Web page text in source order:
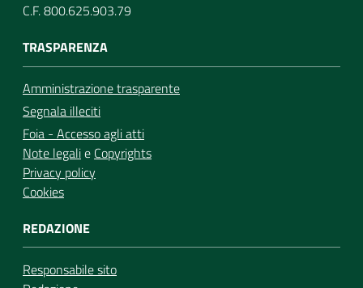
C.F. 800.625.903.79
TRASPARENZA
Amministrazione trasparente
Segnala illeciti
Foia - Accesso agli atti
Note legalie Copyrights
Privacy policy
Cookies
REDAZIONE
Responsabile sito